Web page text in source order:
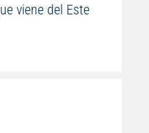
viene del Este